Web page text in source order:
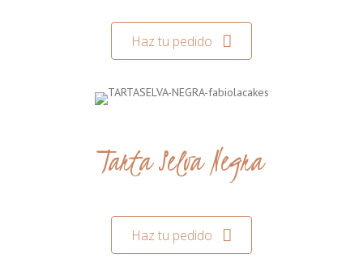
Haz tu pedido
Tarta Selva Negra
Haz tu pedido